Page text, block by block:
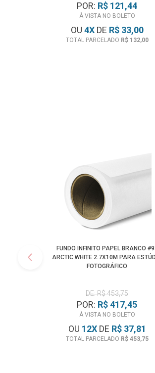
POR: R$ 121,44
À VISTA NO BOLETO
OU 4XDE R$ 33,00
TOTAL PARCELADO R$ 132,00
FUNDO INFINITO PAPEL BRANCO
ARCTIC WHITE 2.7X10M PARA
FOTOGRÁFICO
DE: R$ 453,75
POR: R$ 417,45
À VISTA NO BOLETO
OU 12XDE R$ 37,81
TOTAL PARCELADO R$ 453,75